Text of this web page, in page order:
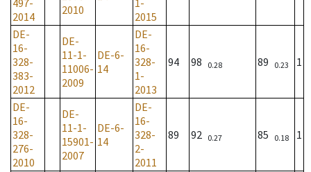
497-
2014
2010
1-
2015
DE-
16-
328-
383-
2012
DE-
11-1-
11006-
2009
DE-6-
14
DE-
16-
328-
1-
2013
94 98 0.28 89 0.23 1
DE-
16-
328-
276-
2010
DE-
11-1-
15901-
2007
DE-6-
14
DE-
16-
328-
2-
2011
89 92 0.27 85 0.18 1